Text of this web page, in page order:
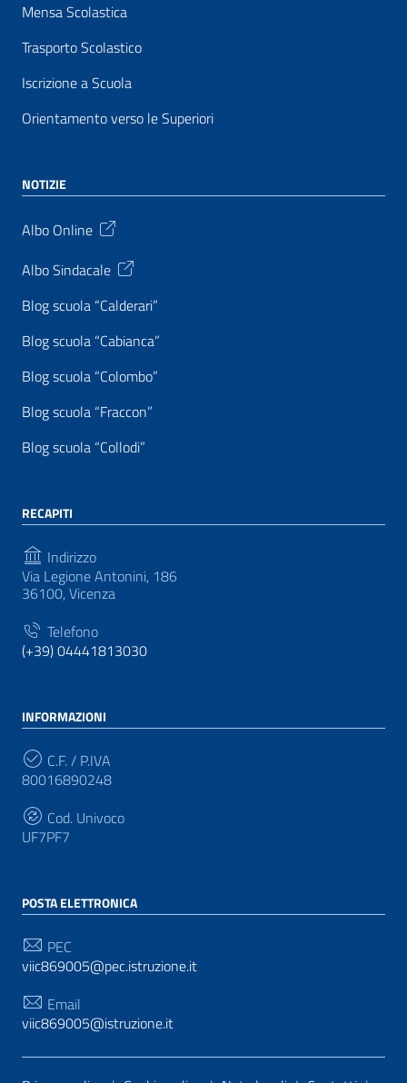
Mensa Scolastica
Trasporto Scolastico
Iscrizione a Scuola
Orientamento verso le Superiori
NOTIZIE
Albo Online
Albo Sindacale
Blog scuola “Calderari”
Blog scuola “Cabianca”
Blog scuola “Colombo”
Blog scuola “Fraccon”
Blog scuola “Collodi”
RECAPITI
Indirizzo
Via Legione Antonini, 186
36100, Vicenza
Telefono
(+39) 04441813030
INFORMAZIONI
C.F. / P.IVA
80016890248
Cod. Univoco
UF7PF7
POSTA ELETTRONICA
PEC
viic869005@pec.istruzione.it
Email
viic869005@istruzione.it